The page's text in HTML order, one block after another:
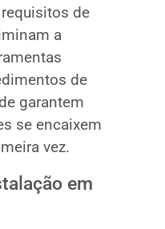
de
a
de
garantem
se encaixem
vez.
em